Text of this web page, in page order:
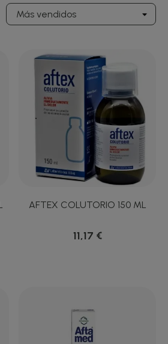
AFTEX COLUTORIO 150 ML
11,17 €